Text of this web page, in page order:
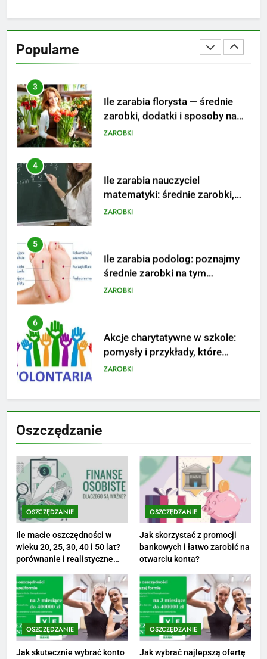
Popularne
poznaj średnie zarobki na tym
3
Ile zarabia florysta — średnie
zarobki, dodatki i sposoby na
podwyżkę
ZAROBKI
4
Ile zarabia nauczyciel
matematyki: średnie zarobki,
dodatki i perspektywy
ZAROBKI
5
Ile zarabia podolog: poznajmy
średnie zarobki na tym
stanowisku
ZAROBKI
6
Akcje charytatywne w szkole:
pomysły i przykłady, które
zainspirują
ZAROBKI
7
budżet
8
Netflix tagger — czym jest,
opinie i zarobki
PRACA
1
Ile zarabia striptizer: poznaj
aktualne stawki męskiego
striptizera
ZAROBKI
2
Ile zarabia psycholog szkolny:
Oszczędzanie
OSZCZĘDZANIE
Ile macie oszczędności w
wieku 20, 25, 30, 40 i 50 lat?
porównanie i realistyczne
OSZCZĘDZANIE
Jak skorzystać z promocji
bankowych i łatwo zarobić na
otwarciu konta?
OSZCZĘDZANIE
Jak skutecznie wybrać konto
OSZCZĘDZANIE
Jak wybrać najlepszą ofertę